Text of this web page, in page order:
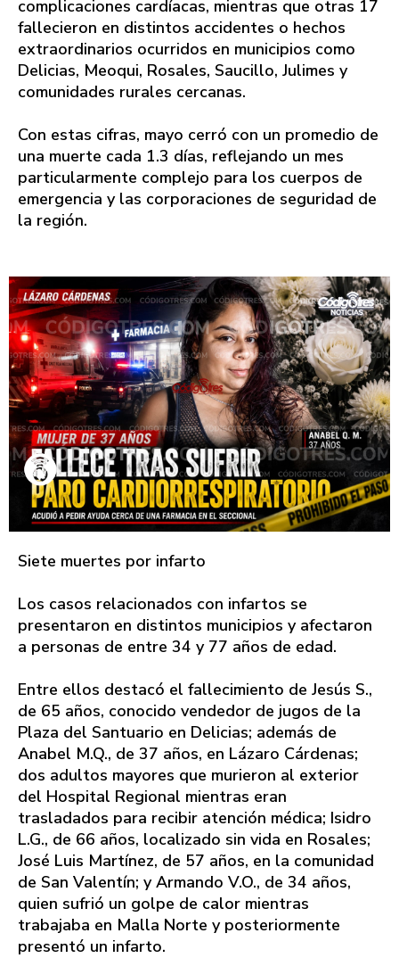
complicaciones cardíacas, mientras que otras 17
fallecieron en distintos accidentes o hechos
extraordinarios ocurridos en municipios como
Delicias, Meoqui, Rosales, Saucillo, Julimes y
comunidades rurales cercanas.
Con estas cifras, mayo cerró con un promedio de
una muerte cada 1.3 días, reflejando un mes
particularmente complejo para los cuerpos de
emergencia y las corporaciones de seguridad de
la región.
Siete muertes por infarto
Los casos relacionados con infartos se
presentaron en distintos municipios y afectaron
a personas de entre 34 y 77 años de edad.
Entre ellos destacó el fallecimiento de Jesús S.,
de 65 años, conocido vendedor de jugos de la
Plaza del Santuario en Delicias; además de
Anabel M.Q., de 37 años, en Lázaro Cárdenas;
dos adultos mayores que murieron al exterior
del Hospital Regional mientras eran
trasladados para recibir atención médica; Isidro
L.G., de 66 años, localizado sin vida en Rosales;
José Luis Martínez, de 57 años, en la comunidad
de San Valentín; y Armando V.O., de 34 años,
quien sufrió un golpe de calor mientras
trabajaba en Malla Norte y posteriormente
presentó un infarto.